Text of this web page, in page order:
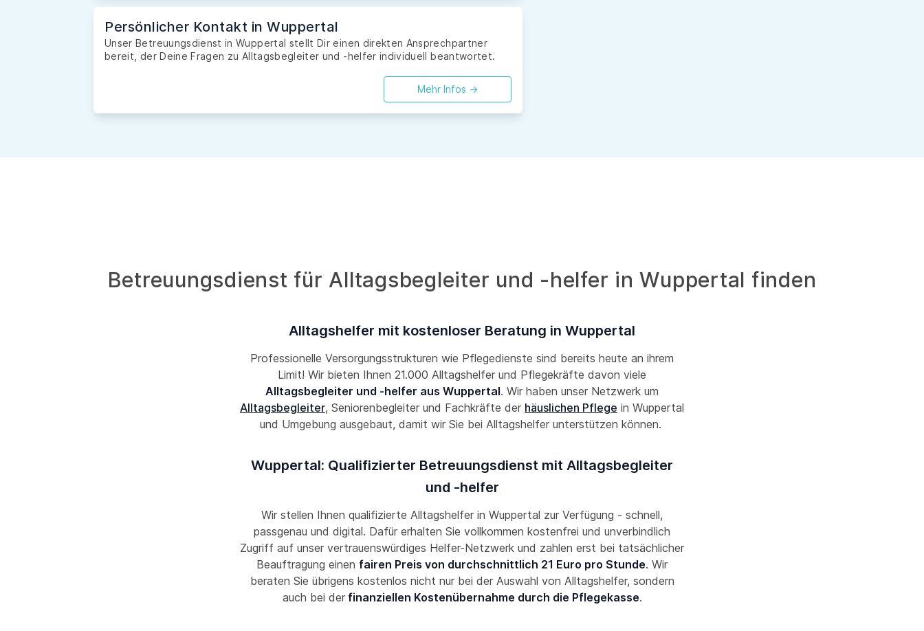
Persönlicher Kontakt in Wuppertal
Unser Betreuungsdienst in Wuppertal stellt Dir einen direkten Ansprechpartner
bereit, der Deine Fragen zu Alltagsbegleiter und -helfer individuell beantwortet.
Mehr Infos ->
Betreuungsdienst für Alltagsbegleiter und -helfer in Wuppertal finden
Alltagshelfer mit kostenloser Beratung in Wuppertal
Professionelle Versorgungsstrukturen wie Pflegedienste sind bereits heute an ihrem
Limit! Wir bieten Ihnen 21.000 Alltagshelfer und Pflegekräfte davon viele
Alltagsbegleiter und -helfer aus Wuppertal. Wir haben unser Netzwerk um
Alltagsbegleiter, Seniorenbegleiter und Fachkräfte der häuslichen Pflege in Wuppertal
und Umgebung ausgebaut, damit wir Sie bei Alltagshelfer unterstützen können.
Wuppertal: Qualifizierter Betreuungsdienst mit Alltagsbegleiter
und -helfer
Wir stellen Ihnen qualifizierte Alltagshelfer in Wuppertal zur Verfügung - schnell,
passgenau und digital. Dafür erhalten Sie vollkommen kostenfrei und unverbindlich
Zugriff auf unser vertrauenswürdiges Helfer-Netzwerk und zahlen erst bei tatsächlicher
Beauftragung einen fairen Preis von durchschnittlich 21 Euro pro Stunde. Wir
beraten Sie übrigens kostenlos nicht nur bei der Auswahl von Alltagshelfer, sondern
auch bei derfinanziellen Kostenübernahme durch die Pflegekasse.